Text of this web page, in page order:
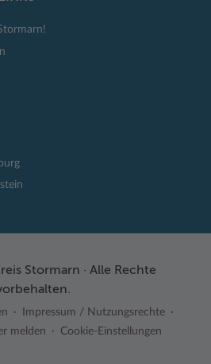
Stormarn · Alle Rechte
Impressum / Nutzungsrechte
melden Cookie-Einstellungen